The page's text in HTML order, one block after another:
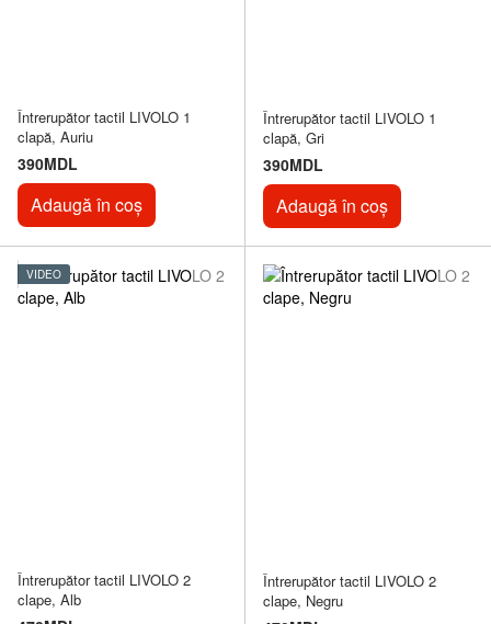
Întrerupător tactil LIVOLO 1
clapă, Auriu
390MDL
Adaugă în coș
Întrerupător tactil LIVOLO 1
clapă, Gri
390MDL
Adaugă în coș
VIDEO
Întrerupător tactil LIVOLO 2
clape, Alb
Întrerupător tactil LIVOLO 2
clape, Negru